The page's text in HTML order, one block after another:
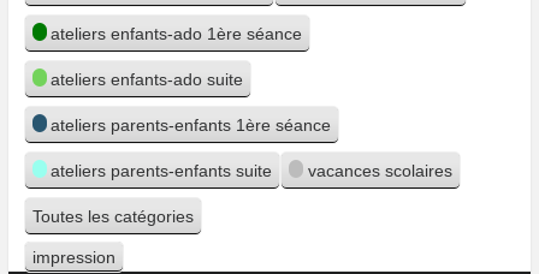
ateliers enfants-ado 1ère séance
ateliers enfants-ado suite
ateliers parents-enfants 1ère séance
ateliers parents-enfants suite vacances scolaires
Toutes les catégories
Vue
impression